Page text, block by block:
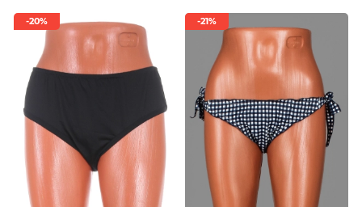
-20% -21%